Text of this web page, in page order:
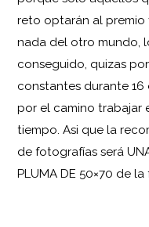
reto optarán al premio
nada del otro mundo,
conseguido, quizas
constantes durante 16
por el camino trabajar
tiempo. Asi que la
de fotografías será
PLUMA DE 50×70 de